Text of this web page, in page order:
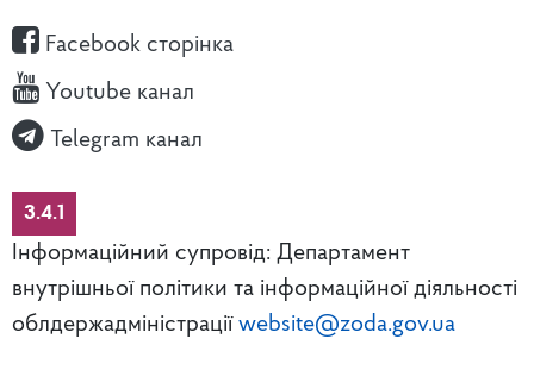
Facebook сторінка
Youtube канал
Telegram канал
3.4.1
Інформаційний супровід: Департамент
внутрішньої політики та інформаційної діяльності
облдержадміністрації website@zoda.gov.ua